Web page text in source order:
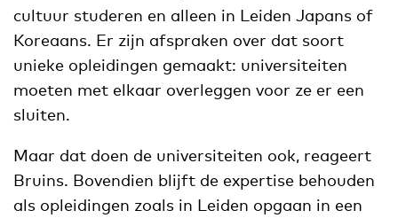
cultuur studeren en alleen in Leiden Japans of
Koreaans. Er zijn afspraken over dat soort
unieke opleidingen gemaakt: universiteiten
moeten met elkaar overleggen voor ze er een
sluiten.
Maar dat doen de universiteiten ook, reageert
Bruins. Bovendien blijft de expertise behouden
als opleidingen zoals in Leiden opgaan in een